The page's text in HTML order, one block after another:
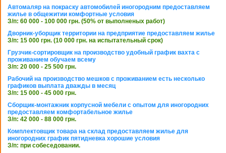
Автомаляр на покраску автомобилей иногородним предоставляем
жилье в общежитии комфортные условия
З/п: 60 000 - 100 000 грн. (50% от выполненых работ)
Дворник-уборщик территории на предприятие предоставляем жилье
З/п: 15 000 грн. (10 000 грн. на испытательный срок)
Грузчик-сортировщик на производство удобный график вахта с
проживанием обучаем всему
З/п: 20 000 - 25 500 грн.
Рабочий на производство мешков с проживанием есть несколько
графиков выплата дважды в месяц
З/п: 15 000 - 45 000 грн.
Сборщик-монтажник корпусной мебели с опытом для иногородних
предоставляем комфортабельное жилье
З/п: 42 000 - 88 000 грн.
Комплектовщик товара на склад предоставляем жилье для
иногородних график пятидневка хорошие условия
З/п: при собеседовании.